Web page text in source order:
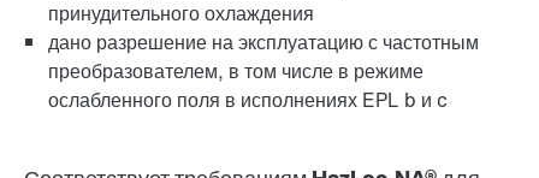
принудительного охлаждения
дано разрешение на эксплуатацию с частотным
преобразователем, в том числе в режиме
ослабленного поля в исполнениях EPL b и c